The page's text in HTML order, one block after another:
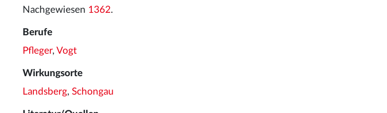
Nachgewiesen 1362.
Berufe
Pfleger, Vogt
Wirkungsorte
Landsberg, Schongau